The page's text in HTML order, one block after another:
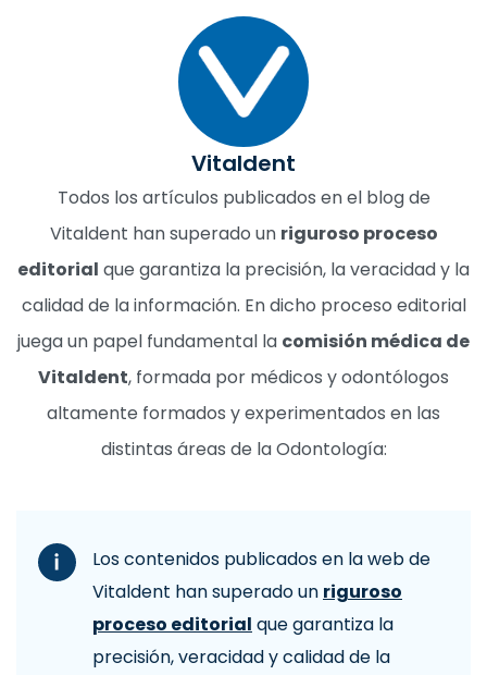
Vitaldent
Todos los artículos publicados en el blog de
Vitaldent han superado un riguroso proceso
editorial que garantiza la precisión, la veracidad y la
calidad de la información. En dicho proceso editorial
juega un papel fundamental la comisión médica de
Vitaldent, formada por médicos y odontólogos
altamente formados y experimentados en las
distintas áreas de la Odontología:
Los contenidos publicados en la web de
Vitaldent han superado un riguroso
proceso editorial que garantiza la
precisión, veracidad y calidad de la